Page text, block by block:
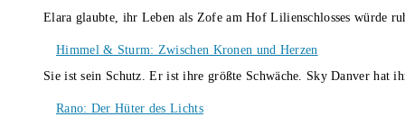
Elara glaubte, ihr Leben als Zofe am Hof Lilienschlosses würde
Himmel & Sturm: Zwischen Kronen und Herzen
Sie ist sein Schutz. Er ist ihre größte Schwäche. Sky Danver
Rano: Der Hüter des Lichts